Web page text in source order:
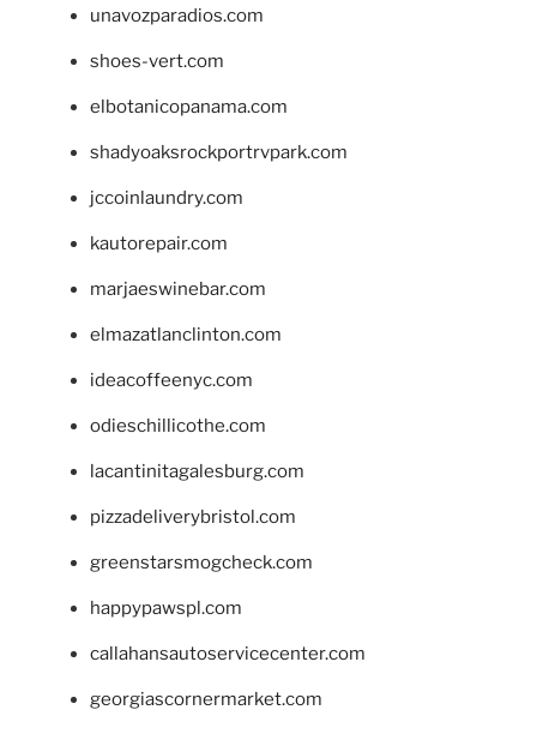
unavozparadios.com
shoes-vert.com
elbotanicopanama.com
shadyoaksrockportrvpark.com
jccoinlaundry.com
kautorepair.com
marjaeswinebar.com
elmazatlanclinton.com
ideacoffeenyc.com
odieschillicothe.com
lacantinitagalesburg.com
pizzadeliverybristol.com
greenstarsmogcheck.com
happypawspl.com
callahansautoservicecenter.com
georgiascornermarket.com